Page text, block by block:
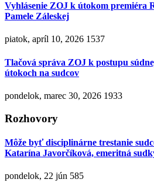
Vyhlásenie ZOJ k útokom premiéra
Pamele Záleskej
piatok, apríl 10, 2026 1537
Tlačová správa ZOJ k postupu
útokoch na sudcov
pondelok, marec 30, 2026 1933
Rozhovory
Môže byť disciplinárne trestanie
Katarína Javorčíková, emeritná
pondelok, 22 jún 585